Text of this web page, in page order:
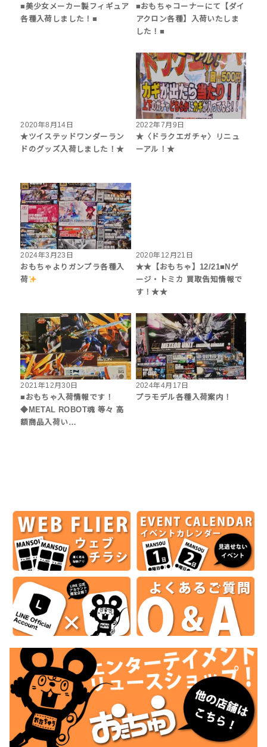
■美少女メーカー製フィギュア
各種入荷しました！■
■おもちゃコーナーにて【ダイ
アクロン各種】入荷いたしま
した！■
2020年8月14日
★ツイステッドワンダーラン
ドのグッズ入荷しました！★
2022年7月9日
★〈ドラクエガチャ〉リニュ
ーアル！★
2024年3月23日
おもちゃよりガンプラ各種入
荷
2020年12月21日
★★【おもちゃ】12/21■Nゲ
ージ・トミカ 買取告知情報で
す！★★
2021年12月30日
■おもちゃ入荷情報です！
◆METAL ROBOT魂 等々 高
額商品入荷い…
2024年4月17日
プラモデル各種入荷案内！